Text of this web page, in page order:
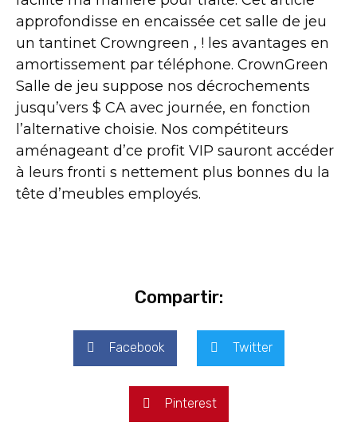
approfondisse en encaissée cet salle de jeu
un tantinet Crowngreen , ! les avantages en
amortissement par téléphone. CrownGreen
Salle de jeu suppose nos décrochements
jusqu’vers $ CA avec journée, en fonction
l’alternative choisie. Nos compétiteurs
aménageant d’ce profit VIP sauront accéder
à leurs fronti s nettement plus bonnes du la
tête d’meubles employés.
Compartir:
Facebook Twitter
Pinterest